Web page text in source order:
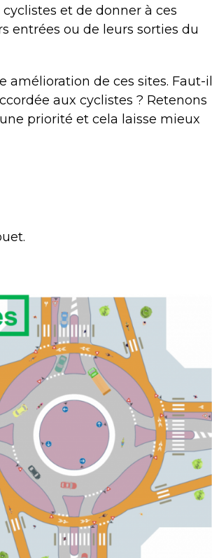
et de donner à ces
entrées ou de leurs sorties du
amélioration de ces sites. Faut-il
aux cyclistes ? Retenons
priorité et cela laisse mieux